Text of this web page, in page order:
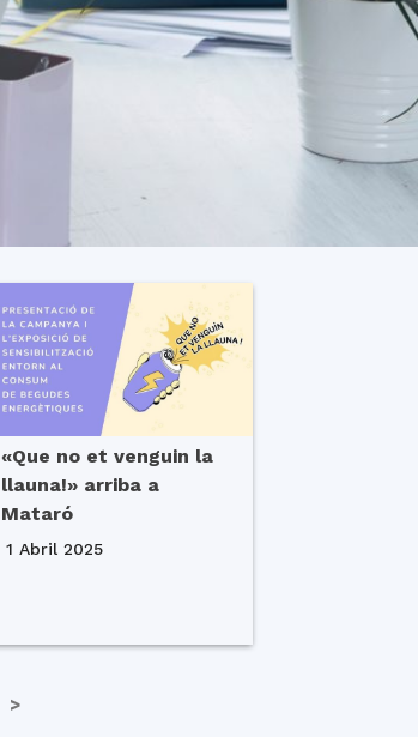
«Que no et venguin la
llauna!» arriba a
Mataró
1 Abril 2025
>